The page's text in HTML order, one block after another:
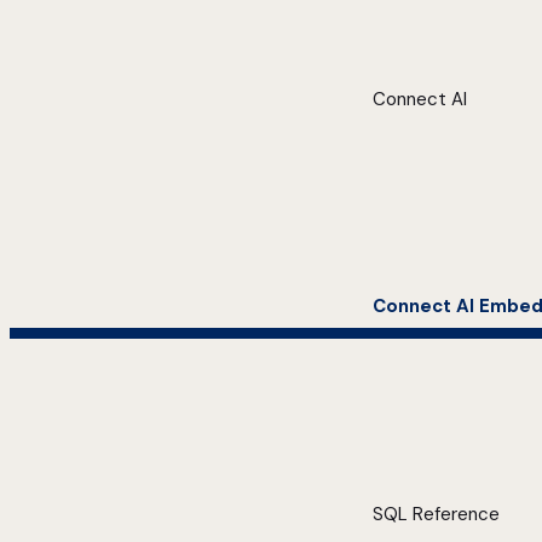
Connect AI
Connect AI Embed
SQL Reference